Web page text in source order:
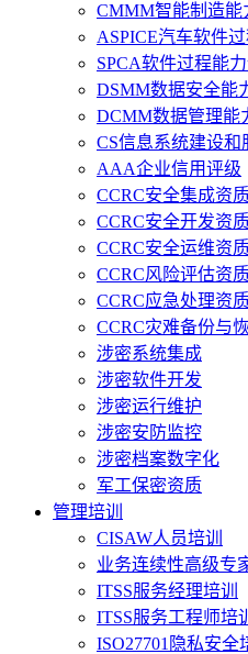
CMMM智能制造能
ASPICE汽车软件
SPCA软件过程能
DSMM数据安全能
DCMM数据管理能
CS信息系统建设和
AAA企业信用评级
CCRC安全集成资
CCRC安全开发资
CCRC安全运维资
CCRC风险评估资
CCRC应急处理资
CCRC灾难备份与
涉密系统集成
涉密软件开发
涉密运行维护
涉密安防监控
涉密档案数字化
军工保密资质
管理培训
CISAW人员培训
业务连续性高级专
ITSS服务经理培训
ITSS服务工程师培训
ISO27701隐私安全